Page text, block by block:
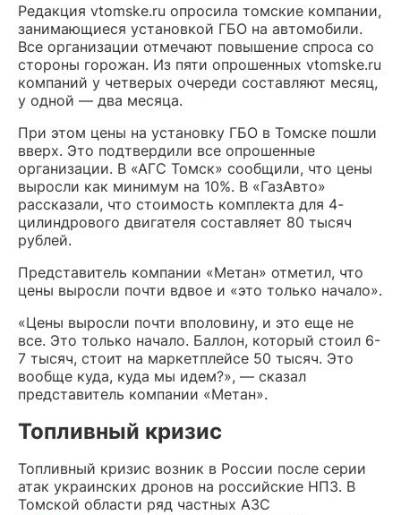
Редакция vtomske.ru опросила томские компании,
занимающиеся установкой ГБО на автомобили.
Все организации отмечают повышение спроса со
стороны горожан. Из пяти опрошенных vtomske.ru
компаний у четверых очереди составляют месяц,
у одной — два месяца.
При этом цены на установку ГБО в Томске пошли
вверх. Это подтвердили все опрошенные
организации. В «АГС Томск» сообщили, что цены
выросли как минимум на 10%. В «ГазАвто»
рассказали, что стоимость комплекта для 4-
цилиндрового двигателя составляет 80 тысяч
рублей.
Представитель компании «Метан» отметил, что
цены выросли почти вдвое и «это только начало».
«Цены выросли почти вполовину, и это еще не
все. Это только начало. Баллон, который стоил 6-
7 тысяч, стоит на маркетплейсе 50 тысяч. Это
вообще куда, куда мы идем?», — сказал
представитель компании «Метан».
Топливный кризис
Топливный кризис возник в России после серии
атак украинских дронов на российские НПЗ. В
Томской области ряд частных АЗС